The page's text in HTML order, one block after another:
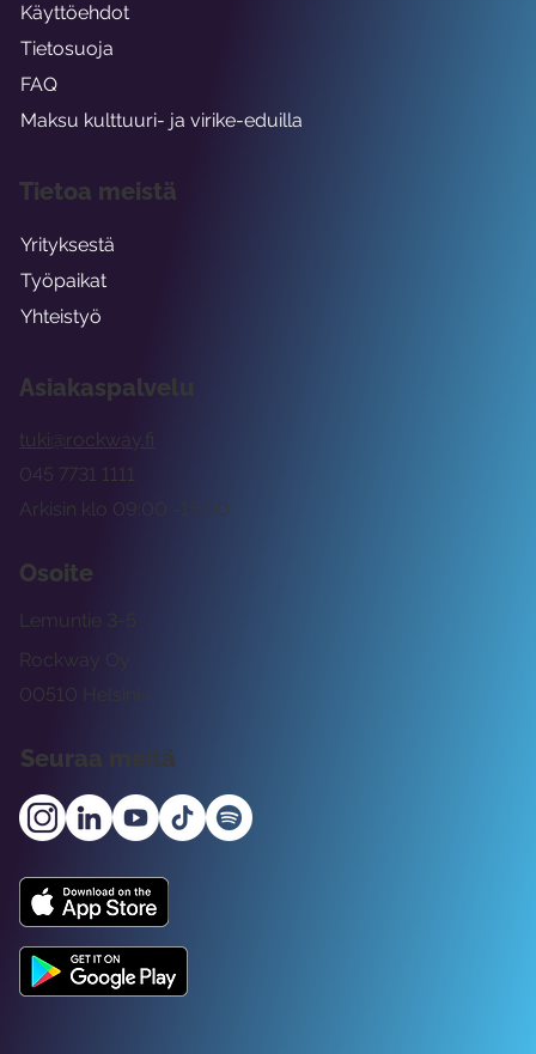
Asiakaspalvelu
tuki@rockway.fi
Arkisin klo 09:00 -15:00
045 7731 1111
Osoite
Rockway Oy
Lemuntie 3-5
00510 Helsinki
Seuraa meitä
Käyttöehdot
Tietosuoja
FAQ
Maksu kulttuuri- ja virike-eduilla
Tietoa meistä
Yrityksestä
Työpaikat
Yhteistyö